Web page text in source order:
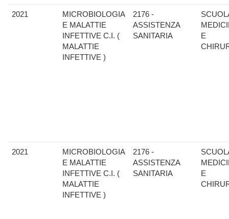
2021
MICROBIOLOGIA
E MALATTIE
INFETTIVE C.I. (
MALATTIE
INFETTIVE )
2176 -
ASSISTENZA
SANITARIA
E
2021
MICROBIOLOGIA
E MALATTIE
INFETTIVE C.I. (
MALATTIE
INFETTIVE )
2176 -
ASSISTENZA
SANITARIA
E